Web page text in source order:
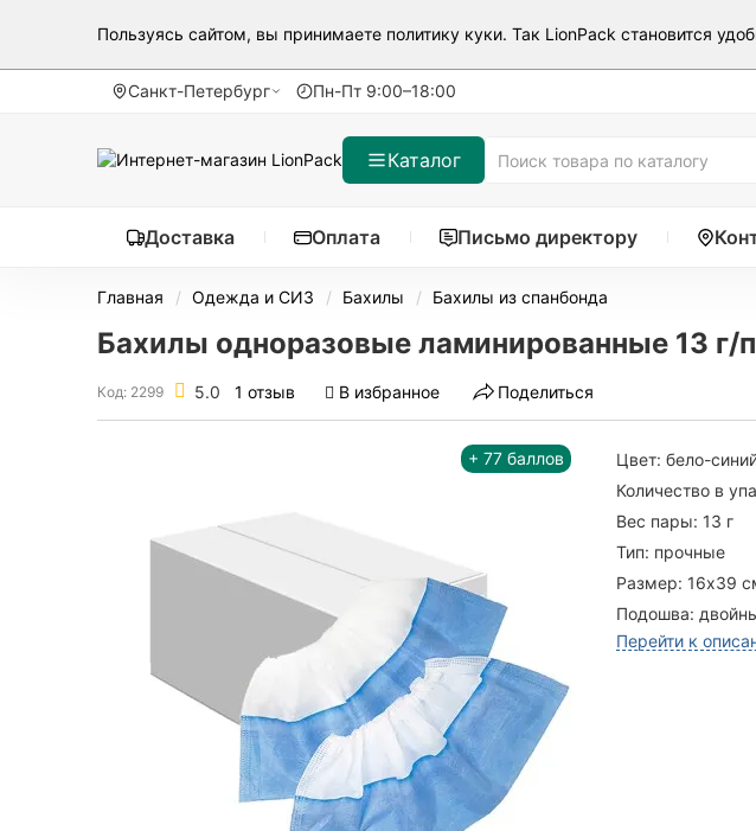
Пользуясь сайтом, вы принимаете политику куки. Так LionPack становится
Санкт-Петербург Пн-Пт 9:00–18:00
Каталог
Доставка Оплата Письмо директору
Главная Одежда и СИЗ Бахилы Бахилы из спанбонда
Бахилы одноразовые ламинированные 13 г/
Код: 2299 5.0 1 отзыв В избранное Поделиться
+ 77 баллов Цвет: бело-
Количество в
Вес пары: 13 г
Тип: прочные
Размер: 16х39
Подошва:
Перейти к